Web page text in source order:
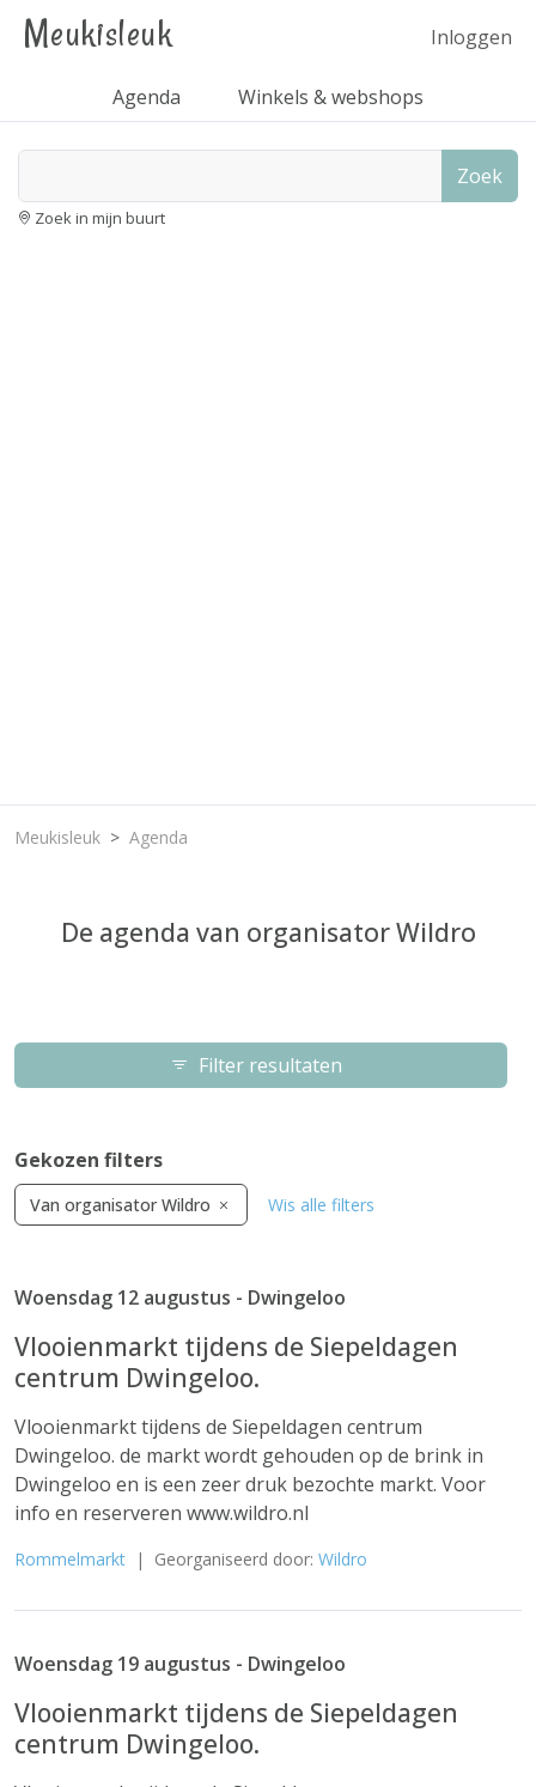
Meukisleuk Inloggen
Agenda Winkels & webshops
Zoek
Zoek in mijn buurt
Meukisleuk Agenda
De agenda van organisator Wildro
Filter resultaten
Gekozen filters
Van organisator Wildro Wis alle filters
Woensdag 12 augustus - Dwingeloo
Vlooienmarkt tijdens de Siepeldagen
centrum Dwingeloo.
Vlooienmarkt tijdens de Siepeldagen centrum
Dwingeloo. de markt wordt gehouden op de brink in
Dwingeloo en is een zeer druk bezochte markt. Voor
info en reserveren www.wildro.nl
Rommelmarkt | Georganiseerd door: Wildro
Woensdag 19 augustus - Dwingeloo
Vlooienmarkt tijdens de Siepeldagen
centrum Dwingeloo.